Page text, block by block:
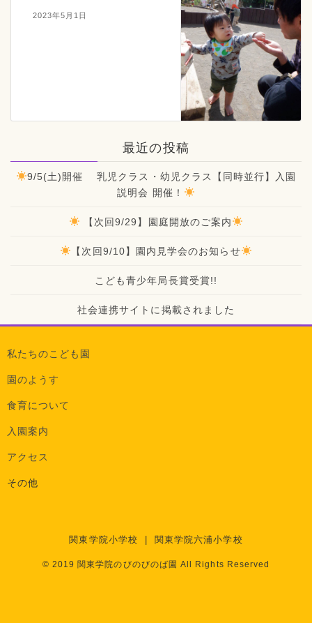
2023年5月1日
最近の投稿
9/5(土)開催 乳児クラス・幼児クラス【同時並行】入園
説明会 開催！
【次回9/29】園庭開放のご案内
【次回9/10】園内見学会のお知らせ
こども青少年局長賞受賞!!
社会連携サイトに掲載されました
私たちのこども園
園のようす
食育について
入園案内
アクセス
その他
関東学院小学校 関東学院六浦小学校
© 2019 関東学院のびのびのば園 All Rights Reserved